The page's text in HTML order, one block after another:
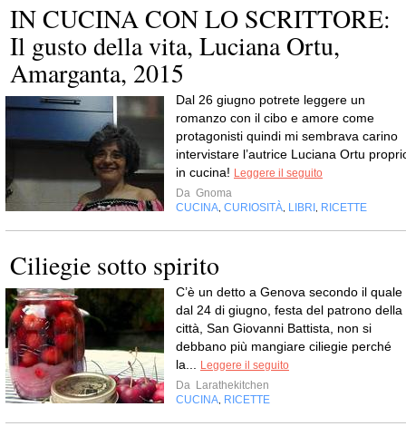
IN CUCINA CON LO SCRITTORE:
Il gusto della vita, Luciana Ortu,
Amarganta, 2015
Dal 26 giugno potrete leggere un
romanzo con il cibo e amore come
protagonisti quindi mi sembrava carino
intervistare l’autrice Luciana Ortu
in cucina! Leggere il seguito
Da Gnoma
CUCINA CURIOSITÀ LIBRI RICETTE
Ciliegie sotto spirito
C’è un detto a Genova secondo il quale
dal 24 di giugno, festa del patrono della
città, San Giovanni Battista, non si
debbano più mangiare ciliegie perché
la...
Leggere il seguito
Da Larathekitchen
CUCINA RICETTE